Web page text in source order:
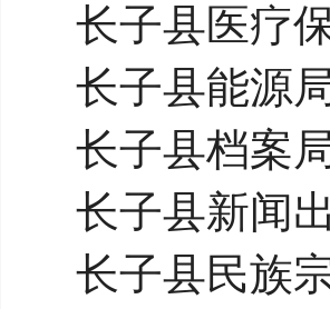
长子县医疗
长子县能源
长子县档案
长子县新闻
长子县民族